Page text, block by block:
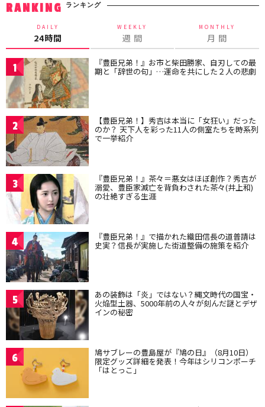
RANKING ランキング
DAILY
24時間
WEEKLY
週 間
MONTHLY
月 間
1 『豊臣兄弟！』お市と柴田勝家、自刃しての最
期と「辞世の句」…運命を共にした２人の悲劇
2 【豊臣兄弟！】秀吉は本当に「女狂い」だった
のか？ 天下人を彩った11人の側室たちを時系列
で一挙紹介
3 『豊臣兄弟！』茶々＝悪女はほぼ創作？秀吉が
溺愛、豊臣家滅亡を背負わされた茶々(井上和)
の壮絶すぎる生涯
4 『豊臣兄弟！』で描かれた織田信長の道普請は
史実？信長が実施した街道整備の施策を紹介
5 あの装飾は「炎」ではない？縄文時代の国宝・
火焔型土器、5000年前の人々が刻んだ謎とデザ
インの秘密
6 鳩サブレーの豊島屋が『鳩の日』（8月10日）
限定グッズ詳細を発表！今年はシリコンポーチ
「はとっこ」